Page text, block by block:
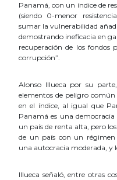
Panamá, con un índice de
(siendo 0-menor
sumar la vulnerabilidad
demostrando ineficacia en
recuperación de los fondos
corrupción”.
Alonso Illueca por su
elementos de peligro
en el índice, al igual que
Panamá es una
un país de renta alta, pero
de un país con un
una autocracia moderada, y
Illueca señaló, entre otras